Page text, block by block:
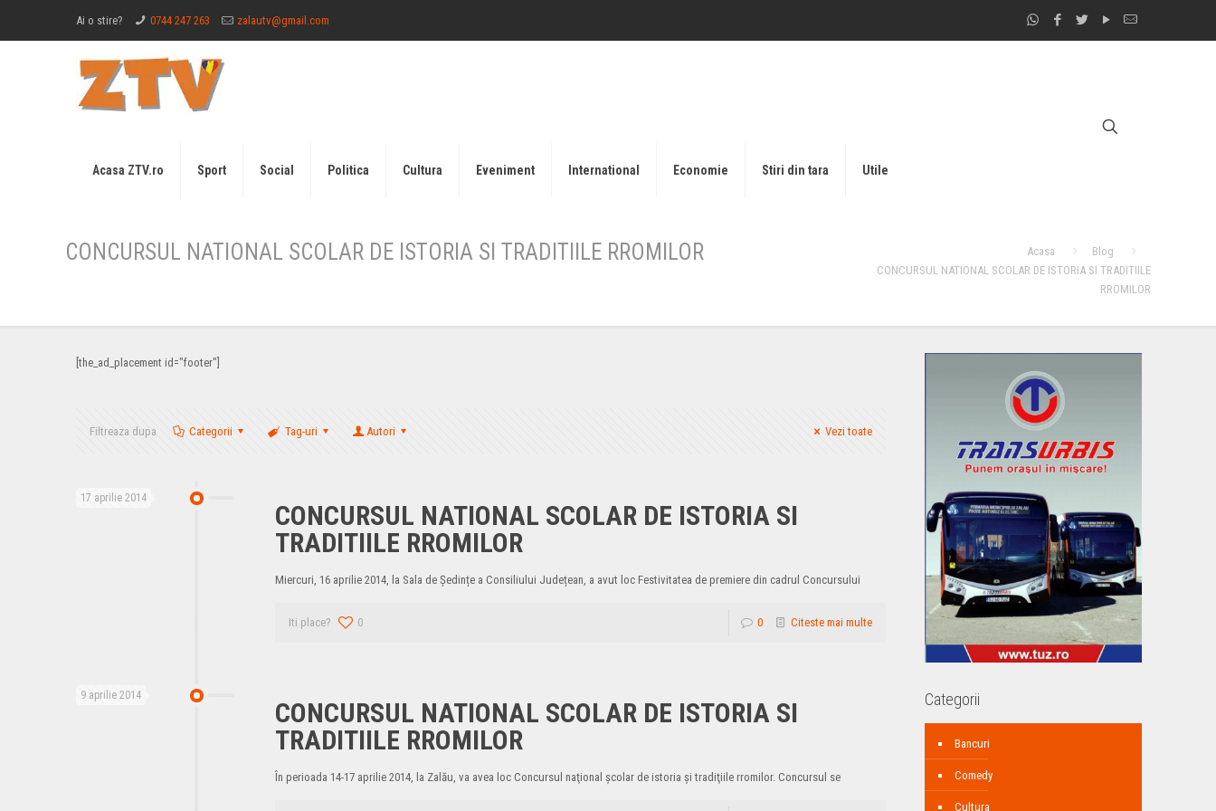
Ai o stire? 0744 247 263 zalautv@gmail.com
Acasa ZTV.ro Sport Social Politica Cultura Eveniment International Economie Stiri din tara Utile
CONCURSUL NATIONAL SCOLAR DE ISTORIA SI TRADITIILE RROMILOR Acasa
Blog
CONCURSUL NATIONAL SCOLAR DE ISTORIA SI TRADITIILE
RROMILOR
[the_ad_placement id="footer"]
Filtreaza dupa Categorii Tag-uri Autori Vezi toate
17 aprilie 2014
CONCURSUL NATIONAL SCOLAR DE ISTORIA SI
TRADITIILE RROMILOR
Miercuri, 16 aprilie 2014, la Sala de Ședințe a Consiliului Județean, a avut loc Festivitatea de premiere din cadrul Concursului
Iti place? 0 0 Citeste mai multe
9 aprilie 2014
CONCURSUL NATIONAL SCOLAR DE ISTORIA SI
TRADITIILE RROMILOR
În perioada 14-17 aprilie 2014, la Zalău, va avea loc Concursul naţional şcolar de istoria şi tradiţiile rromilor. Concursul se
Categorii
Bancuri
Comedy
Cultura